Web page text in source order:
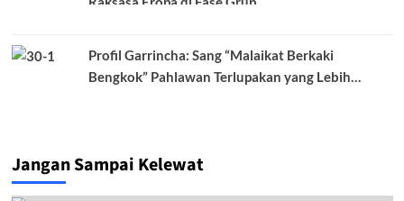
Profil Garrincha: Sang “Malaikat Berkaki
Bengkok” Pahlawan Terlupakan yang Lebih
Jangan Sampai Kelewat